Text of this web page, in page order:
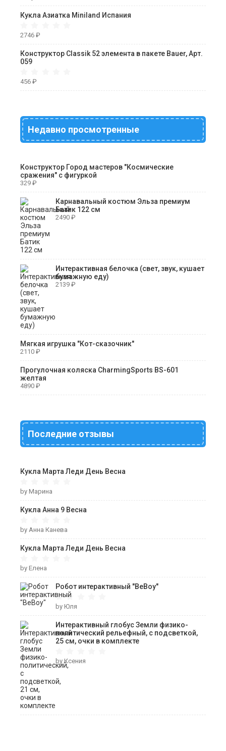
Кукла Азиатка Miniland Испания
2746 ₽
Конструктор Classik 52 элемента в пакете Bauer, Арт.
059
456 ₽
Недавно просмотренные
Конструктор Город мастеров "Космические
сражения" с фигуркой
329 ₽
Карнавальный костюм Эльза премиум
Батик 122 см
2490 ₽
Интерактивная белочка (свет, звук, кушает
бумажную еду)
2139 ₽
Мягкая игрушка "Кот-сказочник"
2110 ₽
Прогулочная коляска CharmingSports BS-601
желтая
4890 ₽
Последние отзывы
Кукла Марта Леди День Весна
by Марина
Кукла Анна 9 Весна
by Анна Канева
Кукла Марта Леди День Весна
by Елена
Робот интерактивный "ВеВоу"
by Юля
Интерактивный глобус Земли физико-
политический рельефный, с подсветкой,
25 см, очки в комплекте
by Ксения